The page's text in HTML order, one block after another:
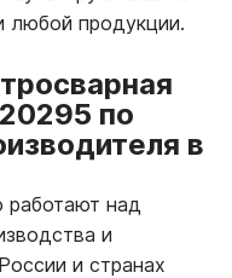
любой продукции.
по
в
работают над
и
и странах